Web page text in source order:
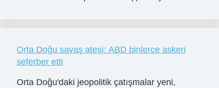
Orta Doğu savaş ateşi: ABD binlerce askeri
seferber etti
Orta Doğu'daki jeopolitik çatışmalar yeni,